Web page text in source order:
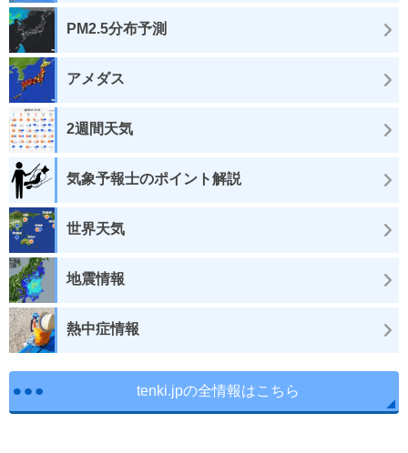
PM2.5分布予測
アメダス
2週間天気
気象予報士のポイント解説
世界天気
地震情報
熱中症情報
tenki.jpの全情報はこちら